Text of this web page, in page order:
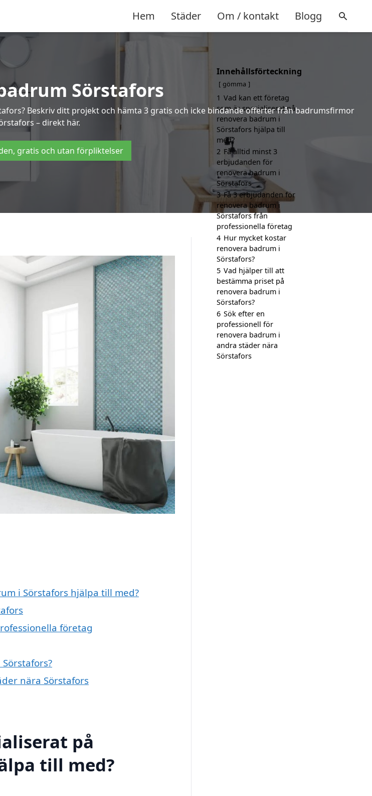
Hem Städer Om / kontakt Blogg
Sörstafors
Beskriv ditt projekt och hämta 3 gratis och icke bindande offerter från badrumsfirmor
– direkt här.
gratis och utan förpliktelser
i Sörstafors hjälpa till med?
företag
nära Sörstafors
på
till med?
Innehållsförteckning
gömma
1 Vad kan ett företag
som är specialiserat på
renovera badrum i
Sörstafors hjälpa till
med?
2 Få alltid minst 3
erbjudanden för
renovera badrum i
Sörstafors
3 Få 3 erbjudanden för
renovera badrum i
Sörstafors från
professionella företag
4 Hur mycket kostar
renovera badrum i
Sörstafors?
5 Vad hjälper till att
bestämma priset på
renovera badrum i
Sörstafors?
6 Sök efter en
professionell för
renovera badrum i
andra städer nära
Sörstafors